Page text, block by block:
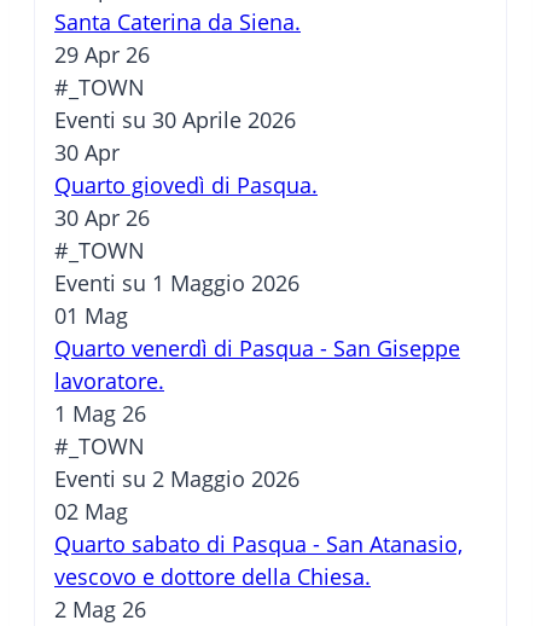
Santa Caterina da Siena.
29 Apr 26
#_TOWN
Eventi su 30 Aprile 2026
30 Apr
Quarto giovedì di Pasqua.
30 Apr 26
#_TOWN
Eventi su 1 Maggio 2026
01 Mag
Quarto venerdì di Pasqua - San Giseppe
lavoratore.
1 Mag 26
#_TOWN
Eventi su 2 Maggio 2026
02 Mag
Quarto sabato di Pasqua - San Atanasio,
vescovo e dottore della Chiesa.
2 Mag 26